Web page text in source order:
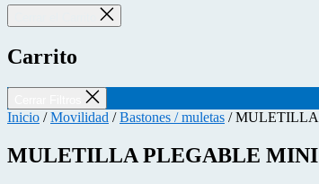
Carrito
Inicio /Movilidad /Bastones / muletas / MULETILLA
MULETILLA PLEGABLE MINI